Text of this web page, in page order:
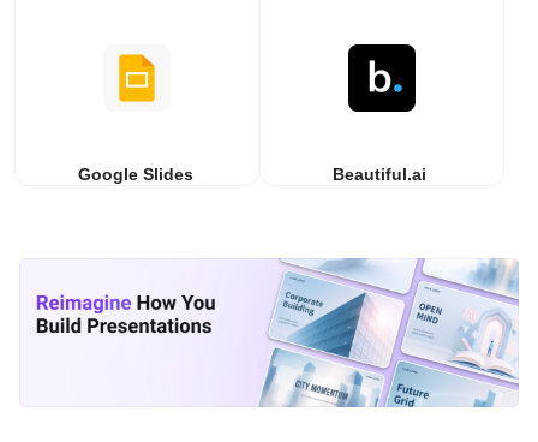
Google Slides Beautiful.ai